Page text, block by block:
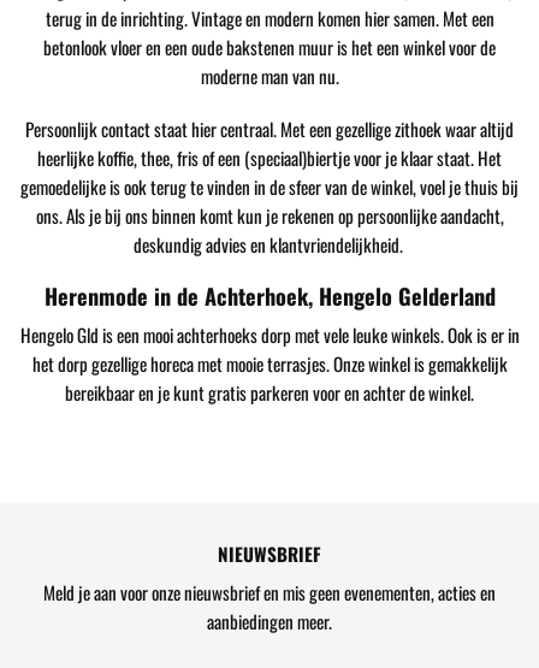
terug in de inrichting. Vintage en modern komen hier samen. Met een
betonlook vloer en een oude bakstenen muur is het een winkel voor de
moderne man van nu.
Persoonlijk contact staat hier centraal. Met een gezellige zithoek waar altijd
heerlijke koffie, thee, fris of een (speciaal)biertje voor je klaar staat. Het
gemoedelijke is ook terug te vinden in de sfeer van de winkel, voel je thuis bij
ons. Als je bij ons binnen komt kun je rekenen op persoonlijke aandacht,
deskundig advies en klantvriendelijkheid.
Herenmode in de Achterhoek, Hengelo Gelderland
Hengelo Gld is een mooi achterhoeks dorp met vele leuke winkels. Ook is er in
het dorp gezellige horeca met mooie terrasjes. Onze winkel is gemakkelijk
bereikbaar en je kunt gratis parkeren voor en achter de winkel.
NIEUWSBRIEF
Meld je aan voor onze nieuwsbrief en mis geen evenementen, acties en
aanbiedingen meer.